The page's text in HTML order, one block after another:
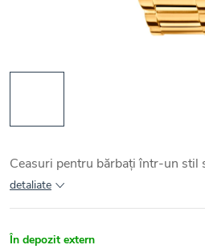
Ceasuri pentru bărbați într-un stil
detaliate
În depozit extern